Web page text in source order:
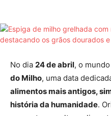
No dia 24 de abril, o
do Milho, uma data
alimentos mais antigos,
história da humanidade.